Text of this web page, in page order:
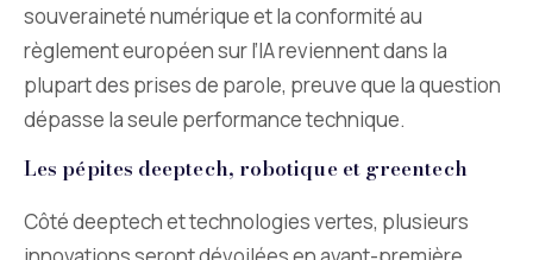
souveraineté numérique et la conformité au
règlement européen sur l’IA reviennent dans la
plupart des prises de parole, preuve que la question
dépasse la seule performance technique.
Les pépites deeptech, robotique et greentech
Côté deeptech et technologies vertes, plusieurs